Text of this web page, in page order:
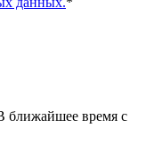
ближайшее время с